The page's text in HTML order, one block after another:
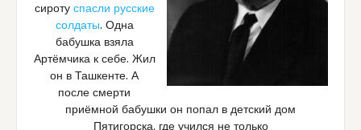
сироту спасли русские
солдаты. Одна
бабушка взяла
Артёмчика к себе. Жил
он в Ташкенте. А
после смерти
приёмной бабушки он попал в детский дом
Пятигорска, где учился не только